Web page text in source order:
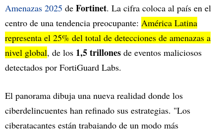
Amenazas 2025 de Fortinet. La cifra coloca al país en el
centro de una tendencia preocupante: América Latina
representa el 25% del total de detecciones de amenazas a
nivel global, de los 1,5 trillones de eventos maliciosos
detectados por FortiGuard Labs.
El panorama dibuja una nueva realidad donde los
ciberdelincuentes han refinado sus estrategias. "Los
ciberatacantes están trabajando de un modo más